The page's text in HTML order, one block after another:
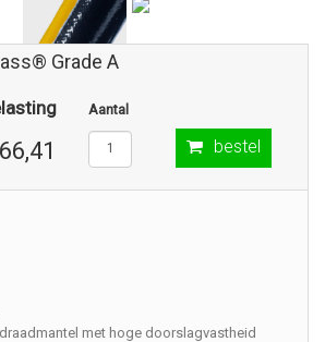
Grade A
Aantal
bestel
met hoge doorslagvastheid